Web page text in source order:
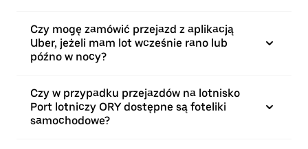
Czy mogę zamówić przejazd z aplikacją
Uber, jeżeli mam lot wcześnie rano lub
późno w nocy?
Czy w przypadku przejazdów na lotnisko
Port lotniczy ORY dostępne są foteliki
samochodowe?